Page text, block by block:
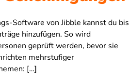
Software von Jibble kannst du bis
hinzufügen. So wird
geprüft werden, bevor sie
mehrstufiger
[…]